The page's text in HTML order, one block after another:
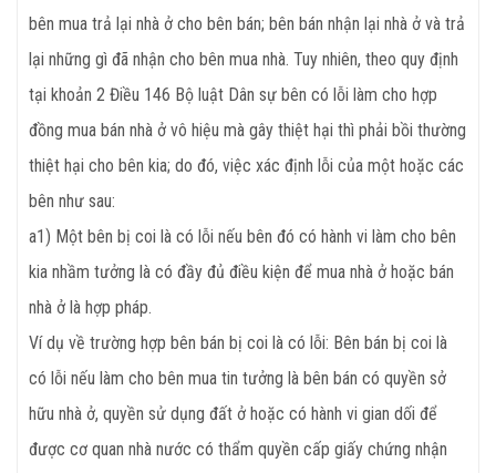
bên mua trả lại nhà ở cho bên bán; bên bán nhận lại nhà ở và trả
lại những gì đã nhận cho bên mua nhà. Tuy nhiên, theo quy định
tại khoản 2 Điều 146 Bộ luật Dân sự bên có lỗi làm cho hợp
đồng mua bán nhà ở vô hiệu mà gây thiệt hại thì phải bồi thường
thiệt hại cho bên kia; do đó, việc xác định lỗi của một hoặc các
bên như sau:
a1) Một bên bị coi là có lỗi nếu bên đó có hành vi làm cho bên
kia nhầm tưởng là có đầy đủ điều kiện để mua nhà ở hoặc bán
nhà ở là hợp pháp.
Ví dụ về trường hợp bên bán bị coi là có lỗi: Bên bán bị coi là
có lỗi nếu làm cho bên mua tin tưởng là bên bán có quyền sở
hữu nhà ở, quyền sử dụng đất ở hoặc có hành vi gian dối để
được cơ quan nhà nước có thẩm quyền cấp giấy chứng nhận